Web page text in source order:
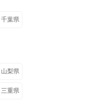
千葉県
山梨県
三重県